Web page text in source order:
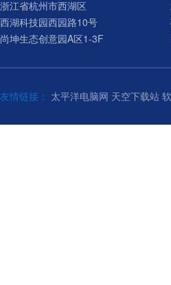
浙江省杭州市西湖区
西湖科技园西园路10号
尚坤生态创意园A区1-3F
友情链接： 太平洋电脑网 天空下载站